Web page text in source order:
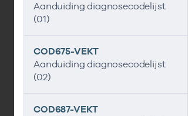
Aanduiding diagnosecodelijst
(01)
COD675-VEKT
Aanduiding diagnosecodelijst
(02)
COD687-VEKT